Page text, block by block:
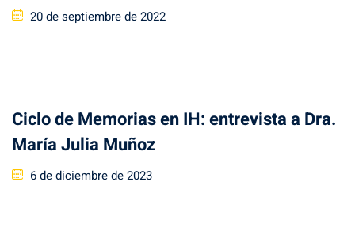
Posted
20 de septiembre de 2022
Ciclo de Memorias en IH: entrevista a Dra.
María Julia Muñoz
Posted
6 de diciembre de 2023